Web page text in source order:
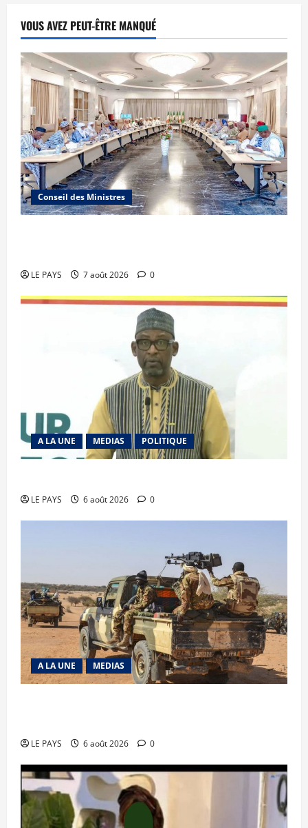
VOUS AVEZ PEUT-ÊTRE MANQUÉ
Conseil des Ministres
LE PAYS 7 août 2026 0
A LA UNE MEDIAS POLITIQUE
LE PAYS 6 août 2026 0
A LA UNE MEDIAS
LE PAYS 6 août 2026 0